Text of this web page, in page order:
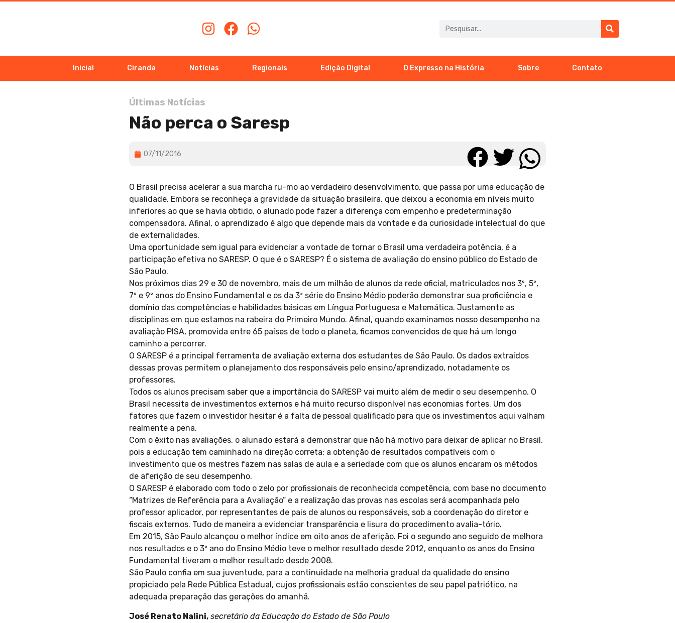
Inicial Ciranda Notícias Regionais Edição Digital O Expresso na História Sobre Contato
Últimas Notícias
Não perca o Saresp
07/11/2016
O Brasil precisa acelerar a sua marcha ru-mo ao verdadeiro desenvolvimento, que passa por uma educação de
qualidade. Embora se reconheça a gravidade da situação brasileira, que deixou a economia em níveis muito
inferiores ao que se havia obtido, o alunado pode fazer a diferença com empenho e predeterminação
compensadora. Afinal, o aprendizado é algo que depende mais da vontade e da curiosidade intelectual do que
de externalidades.
Uma oportunidade sem igual para evidenciar a vontade de tornar o Brasil uma verdadeira potência, é a
participação efetiva no SARESP. O que é o SARESP? É o sistema de avaliação do ensino público do Estado de
São Paulo.
Nos próximos dias 29 e 30 de novembro, mais de um milhão de alunos da rede oficial, matriculados nos 3º, 5º,
7º e 9º anos do Ensino Fundamental e os da 3ª série do Ensino Médio poderão demonstrar sua proficiência e
domínio das competências e habilidades básicas em Língua Portuguesa e Matemática. Justamente as
disciplinas em que estamos na rabeira do Primeiro Mundo. Afinal, quando examinamos nosso desempenho na
avaliação PISA, promovida entre 65 países de todo o planeta, ficamos convencidos de que há um longo
caminho a percorrer.
O SARESP é a principal ferramenta de avaliação externa dos estudantes de São Paulo. Os dados extraídos
dessas provas permitem o planejamento dos responsáveis pelo ensino/aprendizado, notadamente os
professores.
Todos os alunos precisam saber que a importância do SARESP vai muito além de medir o seu desempenho. O
Brasil necessita de investimentos externos e há muito recurso disponível nas economias fortes. Um dos
fatores que fazem o investidor hesitar é a falta de pessoal qualificado para que os investimentos aqui valham
realmente a pena.
Com o êxito nas avaliações, o alunado estará a demonstrar que não há motivo para deixar de aplicar no Brasil,
pois a educação tem caminhado na direção correta: a obtenção de resultados compatíveis com o
investimento que os mestres fazem nas salas de aula e a seriedade com que os alunos encaram os métodos
de aferição de seu desempenho.
O SARESP é elaborado com todo o zelo por profissionais de reconhecida competência, com base no documento
“Matrizes de Referência para a Avaliação” e a realização das provas nas escolas será acompanhada pelo
professor aplicador, por representantes de pais de alunos ou responsáveis, sob a coordenação do diretor e
fiscais externos. Tudo de maneira a evidenciar transparência e lisura do procedimento avalia-tório.
Em 2015, São Paulo alcançou o melhor índice em oito anos de aferição. Foi o segundo ano seguido de melhora
nos resultados e o 3º ano do Ensino Médio teve o melhor resultado desde 2012, enquanto os anos do Ensino
Fundamental tiveram o melhor resultado desde 2008.
São Paulo confia em sua juventude, para a continuidade na melhoria gradual da qualidade do ensino
propiciado pela Rede Pública Estadual, cujos profissionais estão conscientes de seu papel patriótico, na
adequada preparação das gerações do amanhã.
José Renato Nalini, secretário da Educação do Estado de São Paulo